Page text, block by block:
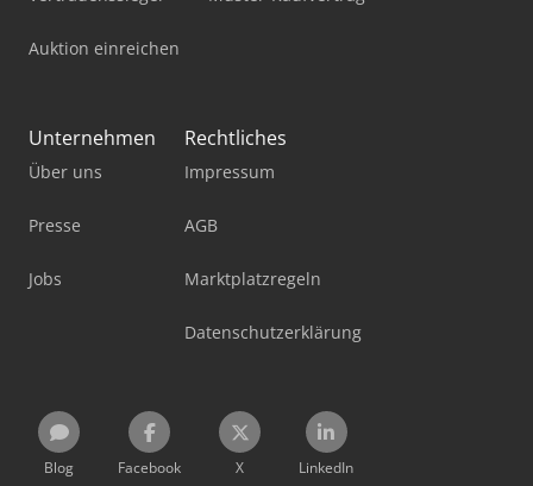
Auktion einreichen
Unternehmen
Über uns
Presse
Jobs
Rechtliches
Impressum
AGB
Marktplatzregeln
Datenschutzerklärung
Blog Facebook X LinkedIn